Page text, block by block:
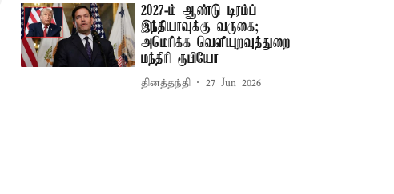
2027-ம் ஆண்டு டிரம்ப்
இந்தியாவுக்கு வருகை;
அமெரிக்க வெளியுறவுத்துறை
மந்திரி ரூபியோ
தினத்தந்தி 27 Jun 2026